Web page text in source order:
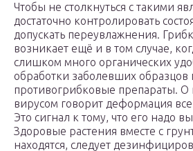
Чтобы не столкнуться с такими
достаточно контролировать
допускать переувлажнения.
возникает ещё и в том случае,
слишком много органических
обработки заболевших
противогрибковые препараты.
вирусом говорит деформация
Это сигнал к тому, что его надо
Здоровые растения вместе с
находятся, следует